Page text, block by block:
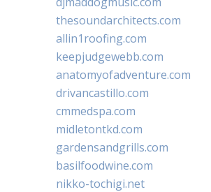
thesoundarchitects.com
allin1roofing.com
keepjudgewebb.com
anatomyofadventure.com
drivancastillo.com
cmmedspa.com
midletontkd.com
gardensandgrills.com
basilfoodwine.com
nikko-tochigi.net